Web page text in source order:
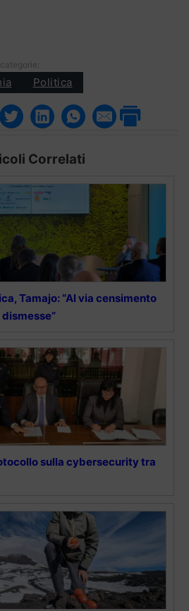
Politica
Correlati
Tamajo: “Al via censimento
sulla cybersecurity tra